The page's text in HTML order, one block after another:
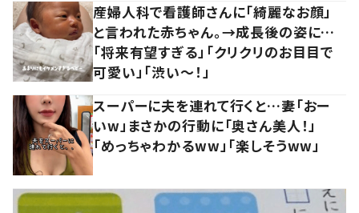
産婦人科で看護師さんに「綺麗なお顔」
と言われた赤ちゃん。→成長後の姿に…
「将来有望すぎる」「クリクリのお目目で
可愛い」「渋い～！」
スーパーに夫を連れて行くと…妻「おー
いw」まさかの行動に「奥さん美人！」
「めっちゃわかるww」「楽しそうww」